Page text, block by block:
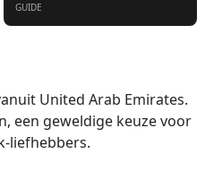
GUIDE
United Arab Emirates.
een geweldige keuze voor
liefhebbers.